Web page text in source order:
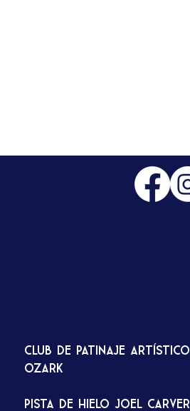
Club de patinaje artístico
Ozark
Pista de hielo Joel Carver